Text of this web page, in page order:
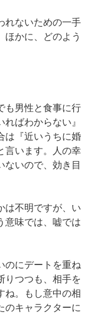
れないための一手
ほかに、どのよう
も男性と食事に行
ばわからない』
は『近いうちに婚
言います。人の幸
ないので、効き目
は不明ですが、い
意味では、嘘では
のにデートを重ね
りつつも、相手を
ね。もし意中の相
のキャラクターに